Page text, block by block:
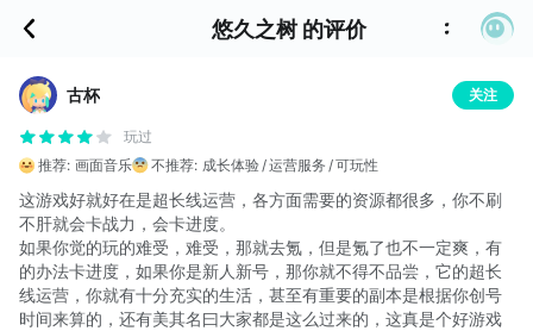
悠久之树 的评价
古杯 关注
玩过
推荐: 画面音乐 不推荐: 成长体验 运营服务 可玩性
这游戏好就好在是超长线运营，各方面需要的资源都很多，你不刷
不肝就会卡战力，会卡进度。
如果你觉的玩的难受，难受，那就去氪，但是氪了也不一定爽，有
的办法卡进度，如果你是新人新号，那你就不得不品尝，它的超长
线运营，你就有十分充实的生活，甚至有重要的副本是根据你创号
时间来算的，还有美其名曰大家都是这么过来的，这真是个好游戏